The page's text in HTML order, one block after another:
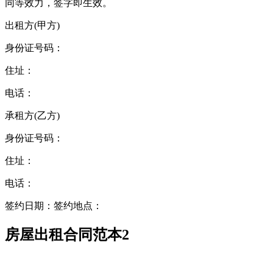
同等效力，签字即生效。
出租方(甲方)
身份证号码：
住址：
电话：
承租方(乙方)
身份证号码：
住址：
电话：
签约日期：签约地点：
房屋出租合同范本2